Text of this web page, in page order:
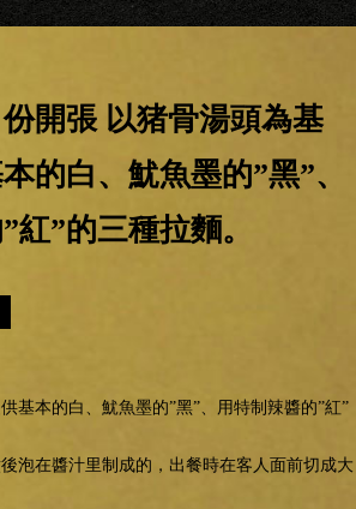
開張 以猪骨湯頭為基
的白、魷魚墨的”黑”、
紅”的三種拉麵。
基本的白、魷魚墨的”黑”、用特制辣醬的”紅”
泡在醬汁里制成的，出餐時在客人面前切成大